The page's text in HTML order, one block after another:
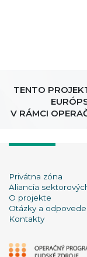
TENTO
V RÁMCI
Privátna zóna
Aliancia
O projekte
Otázky a odpovede
Kontakty